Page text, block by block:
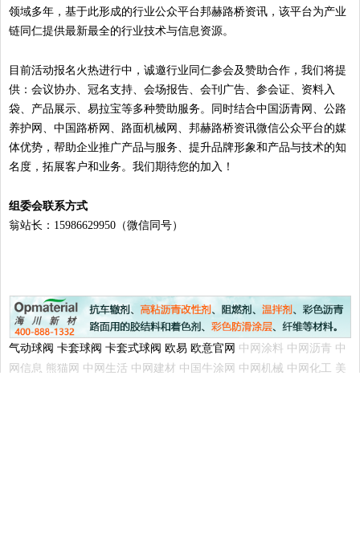
领域多年，基于此形成的行业公众平台邦赫路桥资讯，该平台为产业
链同仁提供最新最全的行业技术与信息资源。
目前活动报名火热进行中，诚邀行业同仁参会及赞助合作，我们将提
供：会议协办、冠名支持、会场报告、会刊广告、参会证、资料入
袋、产品展示、易拉宝等多种赞助服务。同时结合中国沥青网、公路
养护网、中国路桥网、路面机械网、邦赫路桥资讯微信公众平台的媒
体优势，帮助企业推广产品与服务、提升品牌形象和产品与技术的知
名度，拓展客户和业务。我们期待您的加入！
组委会联系方式
翁站长：15986629950（微信同号）
气动球阀 卡套球阀 卡套式球阀 欧易 欧意官网 中网涂料 中网沥青 中
网信息 熊猫网 中网生活 中网建材 中国牛涂网 中网机械 中网化工 美